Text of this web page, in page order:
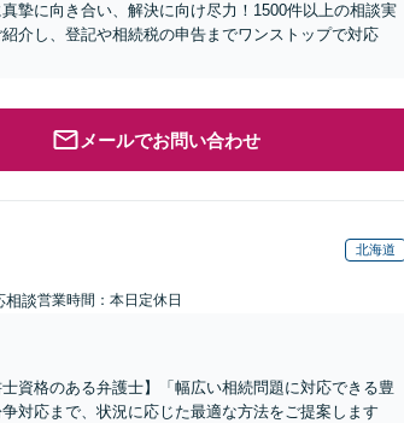
摯に向き合い、解決に向け尽力！1500件以上の相談実
介し、登記や相続税の申告までワンストップで対応
メールでお問い合わせ
北海道
相談営業時間：本日定休日
資格のある弁護士】「幅広い相続問題に対応できる豊
対応まで、状況に応じた最適な方法をご提案します